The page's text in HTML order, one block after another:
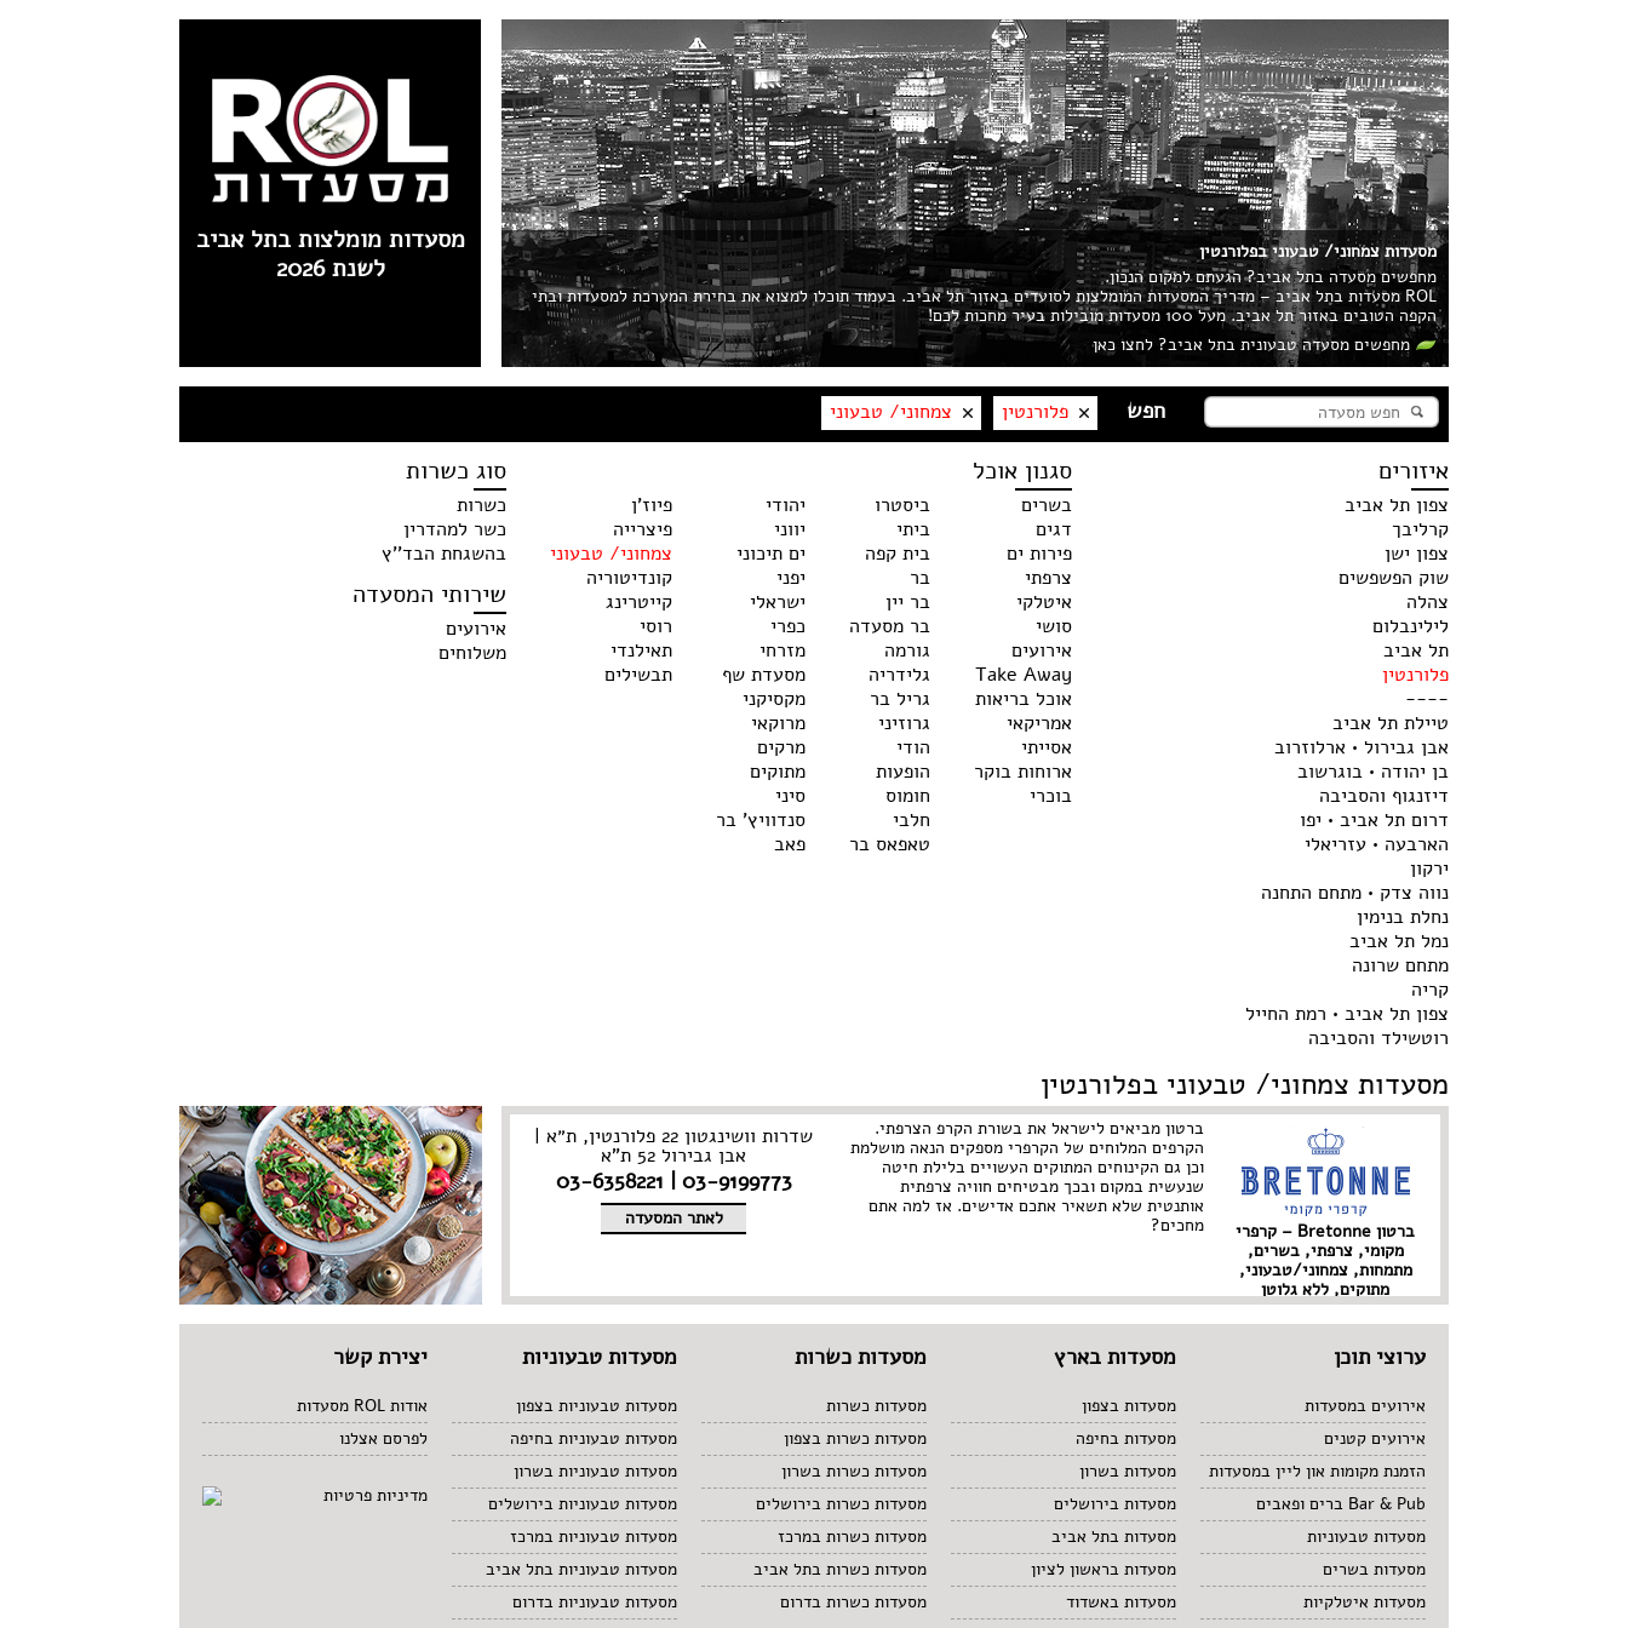
מסעדות מומלצות בתל אביב
לשנת 2026
מסעדות צמחוני/ טבעוני בפלורנטין
מחפשים מסעדה בתל אביב? הגעתם למקום הנכון.
ROL מסעדות בתל אביב – מדריך המסעדות המומלצות לסועדים באזור תל אביב. בעמוד תוכלו למצוא את בחירת המערכת למסעדות ובתי
הקפה הטובים באזור תל אביב. מעל 100 מסעדות מובילות בעיר מחכות לכם!
מחפשים מסעדה טבעונית בתל אביב? לחצו כאן
פלורנטין צמחוני/ טבעוני
איזורים
צפון תל אביב
קרליבך
צפון ישן
שוק הפשפשים
צהלה
לילינבלום
תל אביב
פלורנטין
----
טיילת תל אביב
אבן גבירול • ארלוזרוב
בן יהודה • בוגרשוב
דיזנגוף והסביבה
דרום תל אביב • יפו
הארבעה • עזריאלי
ירקון
נווה צדק • מתחם התחנה
נחלת בנימין
נמל תל אביב
מתחם שרונה
קריה
צפון תל אביב • רמת החייל
רוטשילד והסביבה
סגנון אוכל
בשרים
דגים
פירות ים
צרפתי
איטלקי
סושי
אירועים
Take Away
אוכל בריאות
אמריקאי
אסייתי
ארוחות בוקר
בוכרי
ביסטרו
ביתי
בית קפה
בר
בר יין
בר מסעדה
גורמה
גלידריה
גריל בר
גרוזיני
הודי
הופעות
חומוס
חלבי
טאפאס בר
יהודי
יווני
ים תיכוני
יפני
ישראלי
כפרי
מזרחי
מסעדת שף
מקסיקני
מרוקאי
מרקים
מתוקים
סיני
סנדוויץ' בר
פאב
פיוז'ן
פיצרייה
צמחוני/ טבעוני
קונדיטוריה
קייטרינג
רוסי
תאילנדי
תבשילים
סוג כשרות
כשרות
כשר למהדרין
בהשגחת הבד''ץ
שירותי המסעדה
אירועים
משלוחים
מסעדות צמחוני/ טבעוני בפלורנטין
ברטון Bretonne – קרפרי
מקומי, צרפתי, בשרים,
מתמחות, צמחוני/טבעוני,
מתוקים, ללא גלוטן
ברטון מביאים לישראל את בשורת הקרפ הצרפתי.
הקרפים המלוחים של הקרפרי מספקים הנאה מושלמת
וכן גם הקינוחים המתוקים העשויים בלילת חיטה
שנעשית במקום ובכך מבטיחים חוויה צרפתית
אותנטית שלא תשאיר אתכם אדישים. אז למה אתם
מחכים?
שדרות וושינגטון 22 פלורנטין, ת״א |
אבן גבירול 52 ת”א
03-9199773 | 03-6358221
לאתר המסעדה
ערוצי תוכן
אירועים במסעדות
אירועים קטנים
הזמנת מקומות און ליין במסעדות
Bar & Pub ברים ופאבים
מסעדות טבעוניות
מסעדות בשרים
מסעדות איטלקיות
מסעדות בארץ
מסעדות בצפון
מסעדות בחיפה
מסעדות בשרון
מסעדות בירושלים
מסעדות בתל אביב
מסעדות בראשון לציון
מסעדות באשדוד
מסעדות כשרות
מסעדות כשרות
מסעדות כשרות בצפון
מסעדות כשרות בשרון
מסעדות כשרות בירושלים
מסעדות כשרות במרכז
מסעדות כשרות בתל אביב
מסעדות כשרות בדרום
מסעדות טבעוניות
מסעדות טבעוניות בצפון
מסעדות טבעוניות בחיפה
מסעדות טבעוניות בשרון
מסעדות טבעוניות בירושלים
מסעדות טבעוניות במרכז
מסעדות טבעוניות בתל אביב
מסעדות טבעוניות בדרום
יצירת קשר
אודות ROL מסעדות
לפרסם אצלנו
מדיניות פרטיות